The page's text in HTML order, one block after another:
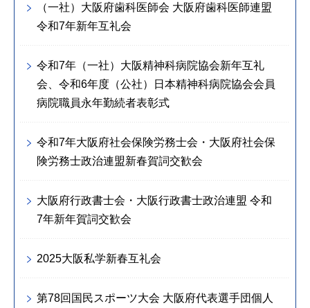
（一社）大阪府歯科医師会 大阪府歯科医師連盟
令和7年新年互礼会
令和7年（一社）大阪精神科病院協会新年互礼
会、令和6年度（公社）日本精神科病院協会会員
病院職員永年勤続者表彰式
令和7年大阪府社会保険労務士会・大阪府社会保
険労務士政治連盟新春賀詞交歓会
大阪府行政書士会・大阪行政書士政治連盟 令和
7年新年賀詞交歓会
2025大阪私学新春互礼会
第78回国民スポーツ大会 大阪府代表選手団個人